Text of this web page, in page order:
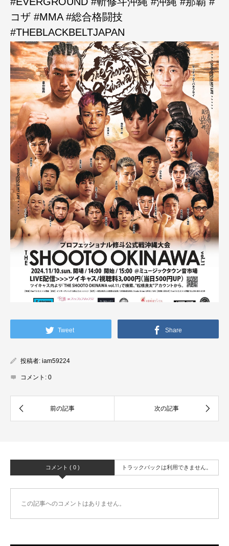
コザ #MMA #総合格闘技
#THEBLACKBELTJAPAN
Tweet Share
投稿者: iam59224
コメント: 0
コメント ( 0 ) トラックバックは利用できません。
この記事へのコメントはありません。